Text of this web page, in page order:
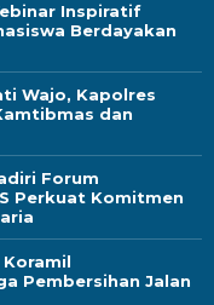
Inspiratif
Berdayakan
Wajo, Kapolres
dan
Forum
Perkuat Komitmen
Pembersihan Jalan